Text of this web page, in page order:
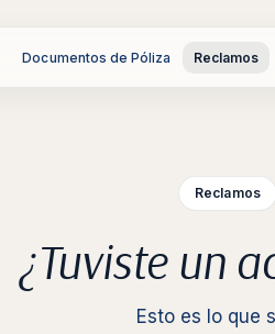
Documentos de Póliza Reclamos
Reclamos
¿Tuviste un
Esto es lo que